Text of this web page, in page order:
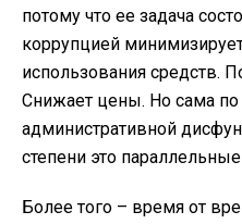
потому что ее задача
коррупцией
использования средств.
Снижает цены. Но сама по
административной
степени это
Более того – время от